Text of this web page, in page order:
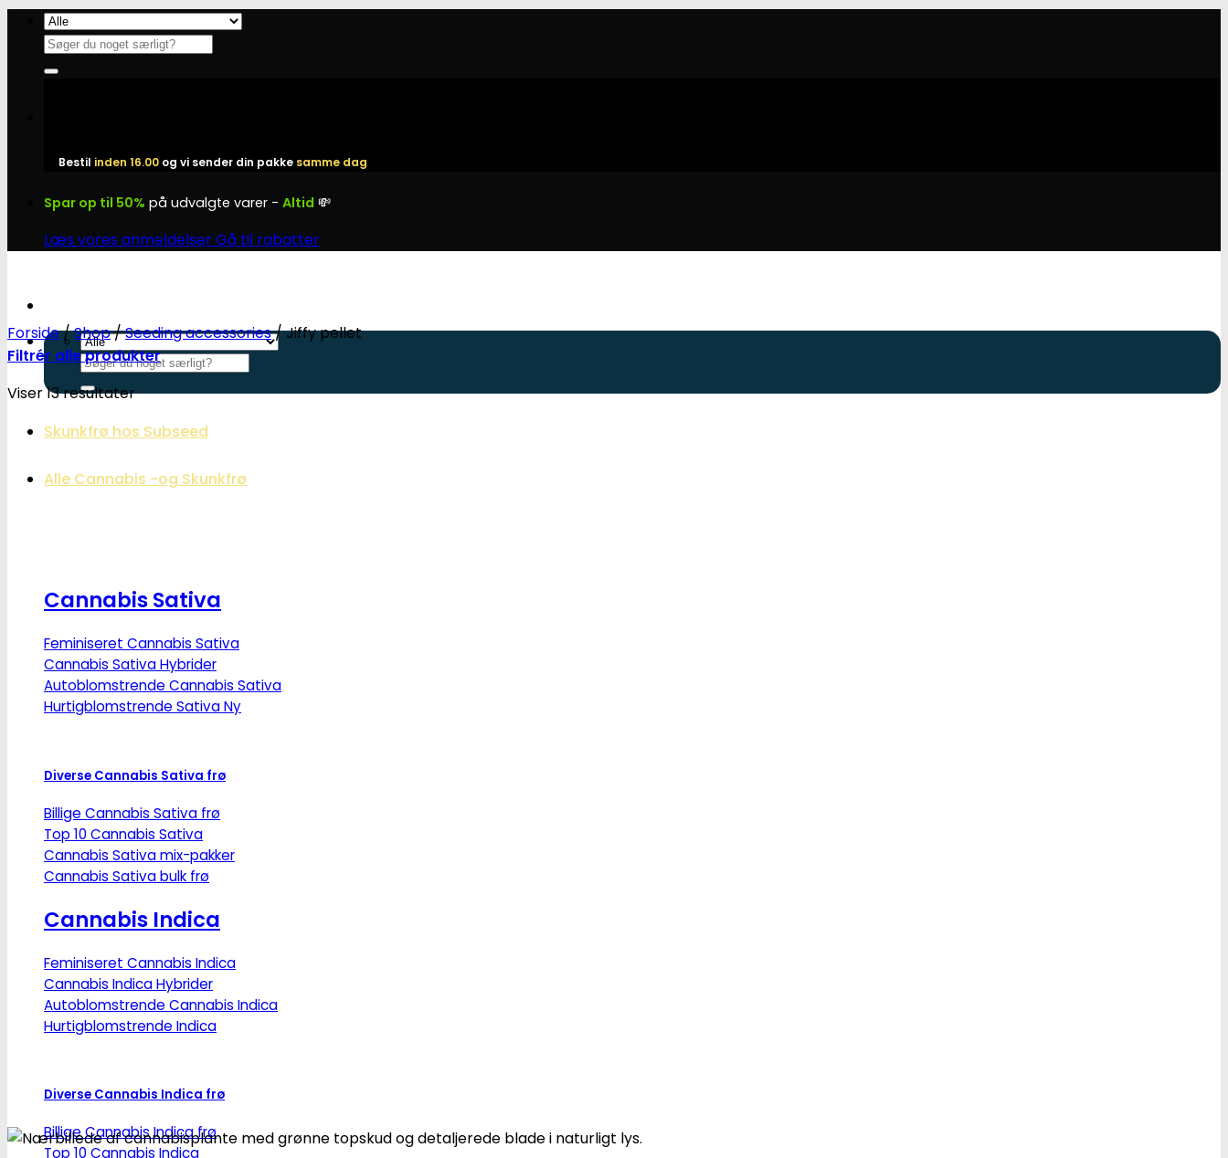
Fortsæt
indhold
Søg
efter:
Bestil inden 16.00 og vi sender din pakke samme dag
Spar op til 50% på udvalgte varer - Altid 💸
Læs vores anmeldelserGå til rabatter
Søg
efter:
Skunkfrø hos Subseed
Alle Cannabis -og Skunkfrø
Cannabis Sativa
Feminiseret Cannabis Sativa
Cannabis Sativa Hybrider
Autoblomstrende Cannabis Sativa
Hurtigblomstrende Sativa
Diverse Cannabis Sativa frø
Billige Cannabis Sativa frø
Top 10 Cannabis Sativa
Cannabis Sativa mix-pakker
Cannabis Sativa bulk frø
Cannabis Indica
Feminiseret Cannabis Indica
Cannabis Indica Hybrider
Autoblomstrende Cannabis Indica
Hurtigblomstrende Indica
Diverse Cannabis Indica frø
Billige Cannabis Indica frø
Top 10 Cannabis Indica
Forside/Shop/Seeding accessories/Jiffy pellet
Filtrér alle produkter
Viser 13 resultater